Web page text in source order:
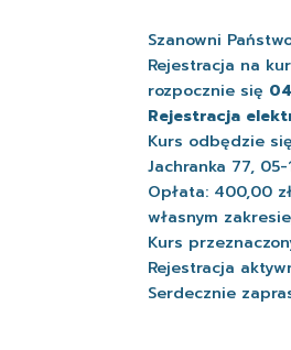
Szanowni
Rejestracja na
rozpocznie się
Rejestracja
Kurs odbędzie
Jachranka 77,
Opłata: 400,00
własnym
Kurs
Rejestracja
Serdecznie